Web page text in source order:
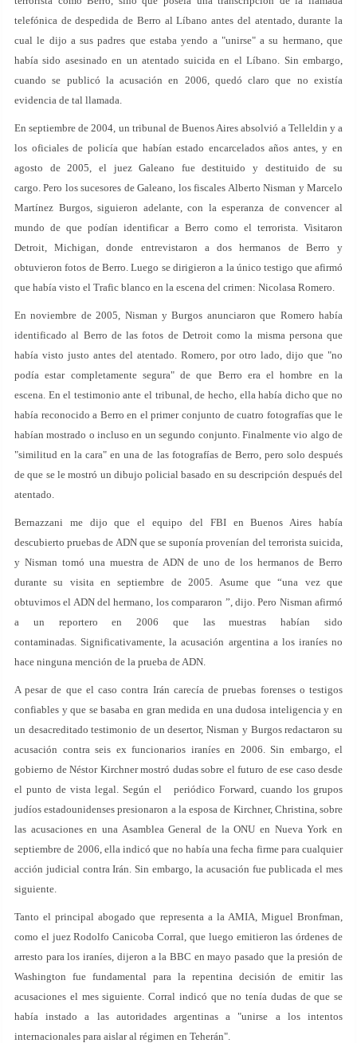
telefónica de despedida de Berro al Líbano antes del atentado, durante la
cual le dijo a sus padres que estaba yendo a "unirse" a su hermano, que
había sido asesinado en un atentado suicida en el Líbano. Sin embargo,
cuando se publicó la acusación en 2006, quedó claro que no existía
evidencia de tal llamada.
En septiembre de 2004, un tribunal de Buenos Aires absolvió a Telleldin y a
los oficiales de policía que habían estado encarcelados años antes, y en
agosto de 2005, el juez Galeano fue destituido y destituido de su
cargo. Pero los sucesores de Galeano, los fiscales Alberto Nisman y Marcelo
Martínez Burgos, siguieron adelante, con la esperanza de convencer al
mundo de que podían identificar a Berro como el terrorista. Visitaron
Detroit, Michigan, donde entrevistaron a dos hermanos de Berro y
obtuvieron fotos de Berro. Luego se dirigieron a la único testigo que afirmó
que había visto el Trafic blanco en la escena del crimen: Nicolasa Romero.
En noviembre de 2005, Nisman y Burgos anunciaron que Romero había
identificado al Berro de las fotos de Detroit como la misma persona que
había visto justo antes del atentado. Romero, por otro lado, dijo que "no
podía estar completamente segura" de que Berro era el hombre en la
escena. En el testimonio ante el tribunal, de hecho, ella había dicho que no
había reconocido a Berro en el primer conjunto de cuatro fotografías que le
habían mostrado o incluso en un segundo conjunto. Finalmente vio algo de
"similitud en la cara" en una de las fotografías de Berro, pero solo después
de que se le mostró un dibujo policial basado en su descripción después del
atentado.
Bernazzani me dijo que el equipo del FBI en Buenos Aires había
descubierto pruebas de ADN que se suponía provenían del terrorista suicida,
y Nisman tomó una muestra de ADN de uno de los hermanos de Berro
durante su visita en septiembre de 2005. Asume que “una vez que
obtuvimos el ADN del hermano, los compararon ”, dijo. Pero Nisman afirmó
a un reportero en 2006 que las muestras habían sido
contaminadas. Significativamente, la acusación argentina a los iraníes no
hace ninguna mención de la prueba de ADN.
A pesar de que el caso contra Irán carecía de pruebas forenses o testigos
confiables y que se basaba en gran medida en una dudosa inteligencia y en
un desacreditado testimonio de un desertor, Nisman y Burgos redactaron su
acusación contra seis ex funcionarios iraníes en 2006. Sin embargo, el
gobierno de Néstor Kirchner mostró dudas sobre el futuro de ese caso desde
el punto de vista legal. Según el periódico Forward, cuando los grupos
judíos estadounidenses presionaron a la esposa de Kirchner, Christina, sobre
las acusaciones en una Asamblea General de la ONU en Nueva York en
septiembre de 2006, ella indicó que no había una fecha firme para cualquier
acción judicial contra Irán. Sin embargo, la acusación fue publicada el mes
siguiente.
Tanto el principal abogado que representa a la AMIA, Miguel Bronfman,
como el juez Rodolfo Canicoba Corral, que luego emitieron las órdenes de
arresto para los iraníes, dijeron a la BBC en mayo pasado que la presión de
Washington fue fundamental para la repentina decisión de emitir las
acusaciones el mes siguiente. Corral indicó que no tenía dudas de que se
había instado a las autoridades argentinas a "unirse a los intentos
internacionales para aislar al régimen en Teherán".